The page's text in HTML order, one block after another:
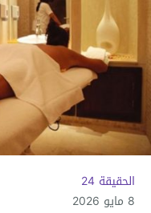
الحقيقة 24
8 مايو 2026